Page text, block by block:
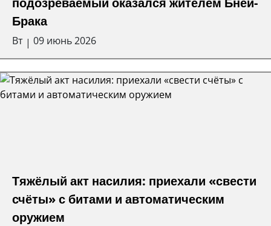
Брака
Вт | 09 июнь 2026
Тяжёлый акт насилия: приехали «свести
счёты» с битами и автоматическим
оружием